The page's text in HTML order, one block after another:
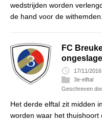
wedstrijden worden
de hand voor de withemden.
FC
17/11/2016
3e-elftal
Geschreven
Het derde elftal zit midden
worden waar het